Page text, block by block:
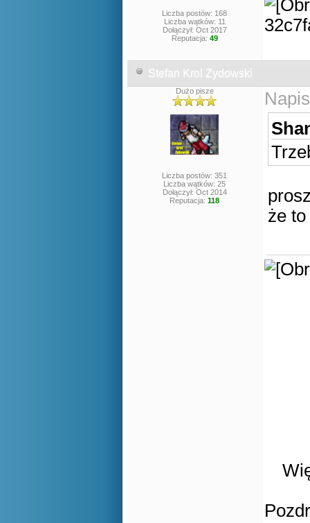
Liczba postów: 168
Liczba wątków: 11
Dołączył: Oct 2017
Reputacja: 49
Stefan Krol Zydowski
Dużo pisze
Liczba postów: 351
Liczba wątków: 25
Dołączył: Oct 2014
Reputacja: 118
że